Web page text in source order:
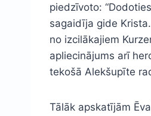
piedzīvoto:
sagaidīja gide
no izcilākajiem
apliecinājums arī
tekošā Alekšupīte
Tālāk apskatījām